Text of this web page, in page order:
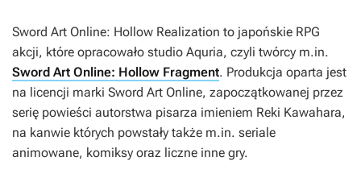
Sword Art Online: Hollow Realization to japońskie RPG
akcji, które opracowało studio Aquria, czyli twórcy m.in.
Sword Art Online: Hollow Fragment. Produkcja oparta jest
na licencji marki Sword Art Online, zapoczątkowanej przez
serię powieści autorstwa pisarza imieniem Reki Kawahara,
na kanwie których powstały także m.in. seriale
animowane, komiksy oraz liczne inne gry.